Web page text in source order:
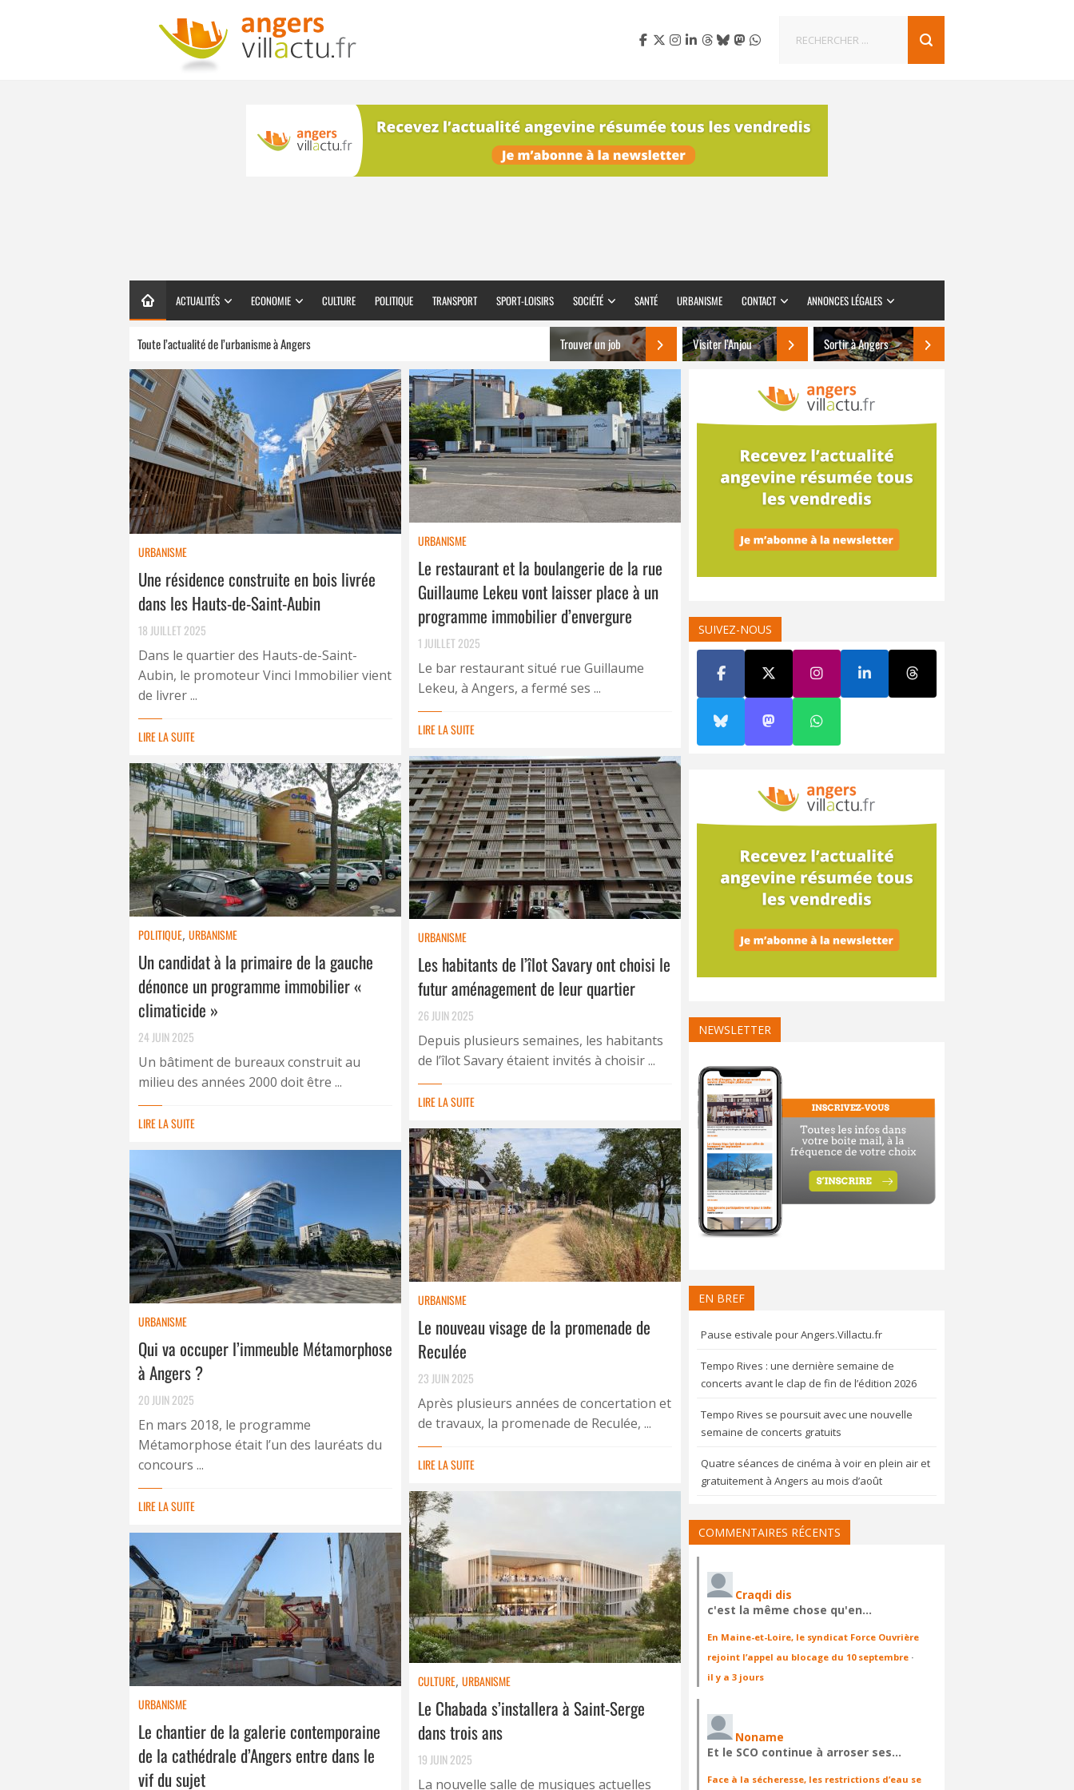
ACTUALITÉS ECONOMIE CULTURE POLITIQUE TRANSPORT SPORT-LOISIRS SOCIÉTÉ SANTÉ URBANISME CONTACT ANNONCES LÉGALES
Toute l’actualité de l’urbanisme à Angers Trouver un job Visiter l’Anjou Sortir à Angers
URBANISME
Une résidence construite en bois livrée
dans les Hauts-de-Saint-Aubin
18 JUILLET 2025
Dans le quartier des Hauts-de-Saint-
Aubin, le promoteur Vinci Immobilier vient
de livrer ...
LIRE LA SUITE
URBANISME
Le restaurant et la boulangerie de la rue
Guillaume Lekeu vont laisser place à un
programme immobilier d’envergure
1 JUILLET 2025
Le bar restaurant situé rue Guillaume
Lekeu, à Angers, a fermé ses ...
LIRE LA SUITE
URBANISME
Les habitants de l’îlot Savary ont choisi le
futur aménagement de leur quartier
26 JUIN 2025
Depuis plusieurs semaines, les habitants
de l’îlot Savary étaient invités à choisir ...
LIRE LA SUITE
POLITIQUE, URBANISME
Un candidat à la primaire de la gauche
dénonce un programme immobilier «
climaticide »
24 JUIN 2025
Un bâtiment de bureaux construit au
milieu des années 2000 doit être ...
LIRE LA SUITE
URBANISME
Le nouveau visage de la promenade de
Reculée
23 JUIN 2025
Après plusieurs années de concertation et
de travaux, la promenade de Reculée, ...
LIRE LA SUITE
URBANISME
Qui va occuper l’immeuble Métamorphose
à Angers ?
20 JUIN 2025
En mars 2018, le programme
Métamorphose était l’un des lauréats du
concours ...
LIRE LA SUITE
CULTURE, URBANISME
Le Chabada s’installera à Saint-Serge
dans trois ans
19 JUIN 2025
La nouvelle salle de musiques actuelles
URBANISME
Le chantier de la galerie contemporaine
de la cathédrale d’Angers entre dans le
vif du sujet
SUIVEZ-NOUS
NEWSLETTER
EN BREF
Pause estivale pour Angers.Villactu.fr
Tempo Rives : une dernière semaine de
concerts avant le clap de fin de l’édition 2026
Tempo Rives se poursuit avec une nouvelle
semaine de concerts gratuits
Quatre séances de cinéma à voir en plein air et
gratuitement à Angers au mois d’août
COMMENTAIRES RÉCENTS
Craqdi dis
c'est la même chose qu'en…
En Maine-et-Loire, le syndicat Force Ouvrière
rejoint l’appel au blocage du 10 septembre ·
il y a 3 jours
Noname
Et le SCO continue à arroser ses…
Face à la sécheresse, les restrictions d’eau se